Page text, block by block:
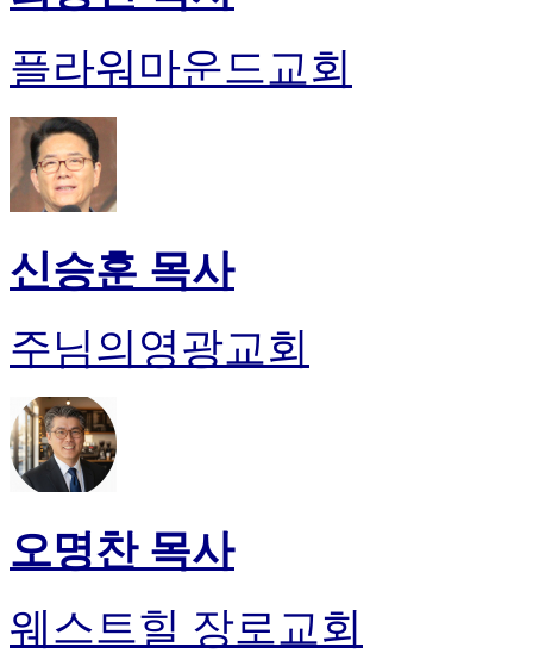
플라워마운드교회
신승훈 목사
주님의영광교회
오명찬 목사
웨스트힐 장로교회